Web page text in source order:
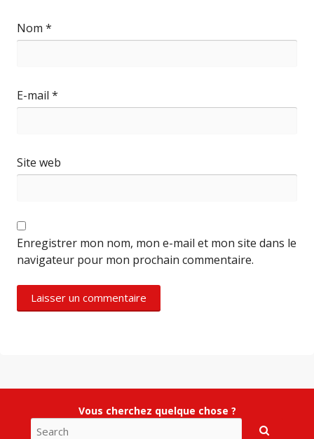
Nom *
E-mail *
Site web
Enregistrer mon nom, mon e-mail et mon site dans le
navigateur pour mon prochain commentaire.
Vous cherchez quelque chose ?